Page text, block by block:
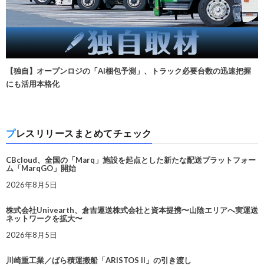
【独自】オープンロジの「AI梱包予測」、トラック必要台数の迅速把握
にも活用本格化
プレスリリースまとめてチェック
CBcloud、全国の「Marq」施設を起点とした新たな配送プラットフォー
ム「MarqGO」開始
2026年8月5日
株式会社Univearth、倉吉運送株式会社と資本提携〜山陰エリアへ実運送
ネットワークを拡大〜
2026年8月5日
川崎重工業／ばら積運搬船「ARISTOS II」の引き渡し